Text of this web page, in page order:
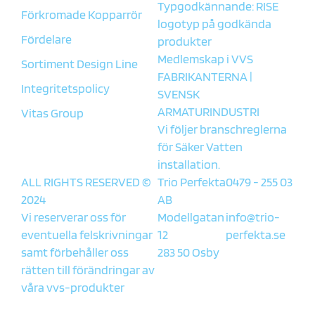
Förkromade Kopparrör
Fördelare
Sortiment Design Line
Integritetspolicy
Vitas Group
Typgodkännande: RISE
logotyp på godkända
produkter
Medlemskap iVVS
FABRIKANTERNA |
SVENSK
ARMATURINDUSTRI
Vi följer branschreglerna
förSäker Vatten
installation.
ALL RIGHTS RESERVED ©
2024
Vi reserverar oss för
eventuella felskrivningar
samt förbehåller oss
rätten till förändringar av
våra vvs-produkter
Trio Perfekta
AB
Modellgatan
12
283 50 Osby
0479 - 255 03
info@trio-
perfekta.se